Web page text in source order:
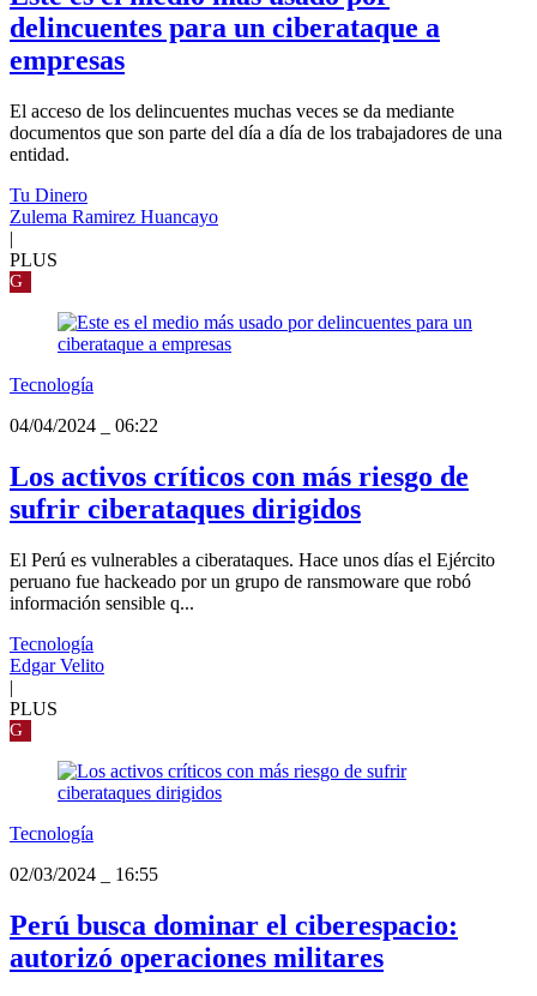
delincuentes para un ciberataque a
empresas
El acceso de los delincuentes muchas veces se da mediante
documentos que son parte del día a día de los trabajadores de una
entidad.
Tu Dinero
Zulema Ramirez Huancayo
|
PLUS
G
Tecnología
04/04/2024
06:22
Los activos críticos con más riesgo de
sufrir ciberataques dirigidos
El Perú es vulnerables a ciberataques. Hace unos días el Ejército
peruano fue hackeado por un grupo de ransmoware que robó
información sensible q...
Tecnología
Edgar Velito
|
PLUS
G
Tecnología
02/03/2024
16:55
Perú busca dominar el ciberespacio:
autorizó operaciones militares